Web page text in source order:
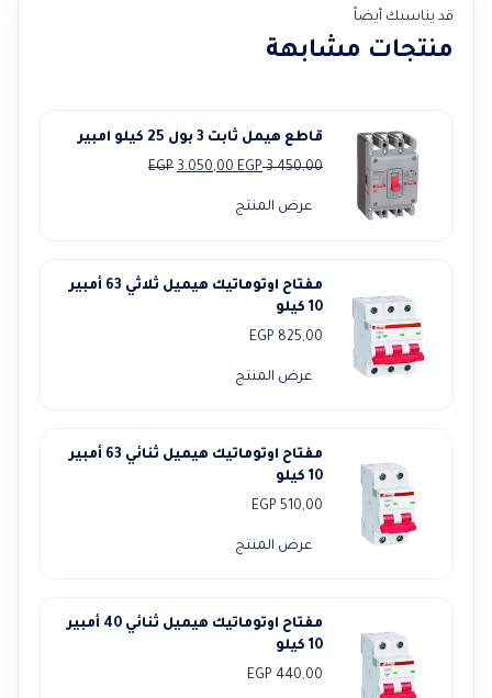
قد يناسبك أيضاً
منتجات مشابهة
قاطع هيمل ثابت 3 بول 25 كيلو امبير
3.450,00
EGP
السعر 3.050,00EGP
السعر
عرض المنتج
مفتاح اوتوماتيك هيميل ثلاثي 63 أمبير
10 كيلو
825,00
EGP
عرض المنتج
مفتاح اوتوماتيك هيميل ثنائي 63 أمبير
10 كيلو
510,00
EGP
عرض المنتج
مفتاح اوتوماتيك هيميل ثنائي 40 أمبير
10 كيلو
440,00
EGP